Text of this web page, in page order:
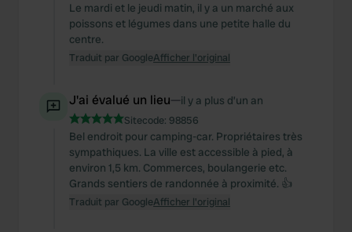
Le mardi et le jeudi matin, il y a un marché aux
poissons et légumes dans une petite halle du
centre.
Traduit par GoogleAfficher l'original
J'ai évalué un lieu—il y a plus d’un an
Sitecode: 98856
Bel endroit pour camping-car. Propriétaires très
sympathiques. La ville est accessible à pied, à
environ 1,5 km. Commerces, boulangerie etc.
Grands sentiers de randonnée à proximité. 👍
Traduit par GoogleAfficher l'original